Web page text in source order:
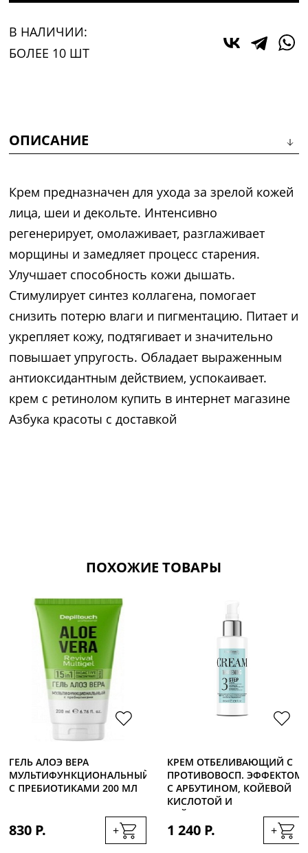
В НАЛИЧИИ:
БОЛЕЕ 10 ШТ
ОПИСАНИЕ
Крем предназначен для ухода за зрелой кожей
лица, шеи и декольте. Интенсивно
регенерирует, омолаживает, разглаживает
морщины и замедляет процесс старения.
Улучшает способность кожи дышать.
Стимулирует синтез коллагена, помогает
снизить потерю влаги и пигментацию. Питает и
укрепляет кожу, подтягивает и значительно
повышает упругость. Обладает выраженным
антиоксидантным действием, успокаивает.
крем с ретинолом купить в интернет магазине
Азбука красоты с доставкой
ПОХОЖИЕ ТОВАРЫ
ГЕЛЬ АЛОЭ ВЕРА
МУЛЬТИФУНКЦИОНАЛЬНЫЙ
С ПРЕБИОТИКАМИ 200 МЛ
830 Р. +
КРЕМ ОТБЕЛИВАЮЩИЙ С
ПРОТИВОВОСП. ЭФФЕКТОМ
С АРБУТИНОМ, КОЙЕВОЙ
КИСЛОТОЙ И
НЕЙРОПЕПТИДОМ, 100МЛ
1 240 Р. +